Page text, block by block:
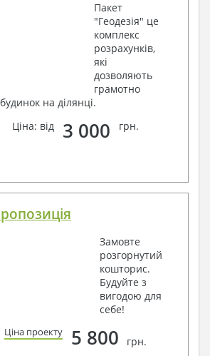
Пакет
"Геодезія" це
комплекс
розрахунків,
які
дозволяють
грамотно
на ділянці.
Ціна: від
3 000 грн.
Замовте
розгорнутий
кошторис.
Будуйте з
вигодою для
себе!
Ціна проекту 5 800 грн.